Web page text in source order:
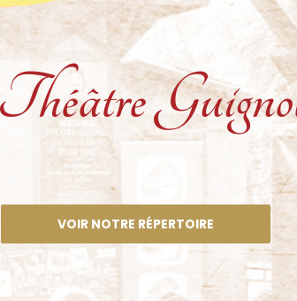
VOIR NOTRE RÉPERTOIRE